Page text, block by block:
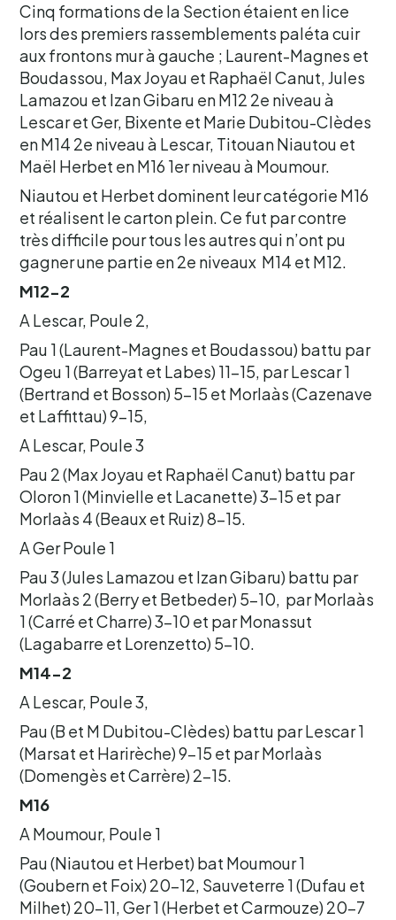
Cinq formations de la Section étaient en lice
lors des premiers rassemblements paléta cuir
aux frontons mur à gauche ; Laurent-Magnes et
Boudassou, Max Joyau et Raphaël Canut, Jules
Lamazou et Izan Gibaru en M12 2e niveau à
Lescar et Ger, Bixente et Marie Dubitou-Clèdes
en M14 2e niveau à Lescar, Titouan Niautou et
Maël Herbet en M16 1er niveau à Moumour.
Niautou et Herbet dominent leur catégorie M16
et réalisent le carton plein. Ce fut par contre
très difficile pour tous les autres qui n’ont pu
gagner une partie en 2e niveaux M14 et M12.
M12-2
A Lescar, Poule 2,
Pau 1 (Laurent-Magnes et Boudassou) battu par
Ogeu 1 (Barreyat et Labes) 11-15, par Lescar 1
(Bertrand et Bosson) 5-15 et Morlaàs (Cazenave
et Laffittau) 9-15,
A Lescar, Poule 3
Pau 2 (Max Joyau et Raphaël Canut) battu par
Oloron 1 (Minvielle et Lacanette) 3-15 et par
Morlaàs 4 (Beaux et Ruiz) 8-15.
A Ger Poule 1
Pau 3 (Jules Lamazou et Izan Gibaru) battu par
Morlaàs 2 (Berry et Betbeder) 5-10, par Morlaàs
1 (Carré et Charre) 3-10 et par Monassut
(Lagabarre et Lorenzetto) 5-10.
M14-2
A Lescar, Poule 3,
Pau (B et M Dubitou-Clèdes) battu par Lescar 1
(Marsat et Harirèche) 9-15 et par Morlaàs
(Domengès et Carrère) 2-15.
M16
A Moumour, Poule 1
Pau (Niautou et Herbet) bat Moumour 1
(Goubern et Foix) 20-12, Sauveterre 1 (Dufau et
Milhet) 20-11, Ger 1 (Herbet et Carmouze) 20-7